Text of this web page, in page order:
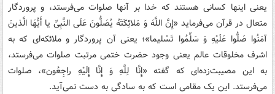
یعنی اینها کسانی هستند که خدا بر آنها صلوات می‌فرستد، و پروردگار
متعال در قرآن می‌فرماید «إِنَّ اللَّهَ وَ مَلائِکَتَهُ یُصَلُّونَ عَلَی النَّبِیِّ یا أَیُّهَا الَّذینَ
آمَنُوا صَلُّوا عَلَیْهِ وَ سَلِّمُوا تَسْلیما»؛ یعنی آن پروردگار و ملائکه‌ای که به
اشرف مخلوقات عالم یعنی وجود حضرت ختمی مرتبت صلوات می‌فرستد،
به این مصیبت‌زده‌ای که گفته «إِنَّا لِلَّهِ وَ إِنَّا إِلَیْهِ راجِعُون»، صلوات
می‌فرستد. این یک مقامی است که به سادگی به دست نمی‌آید.